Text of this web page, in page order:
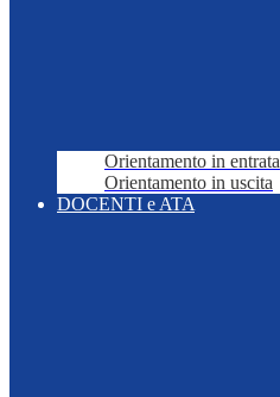
Orientamento in entrata
Orientamento in uscita
DOCENTI e ATA